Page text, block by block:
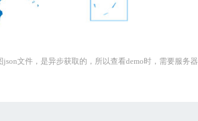
文件，是异步获取的，所以查看demo时，需要服务器